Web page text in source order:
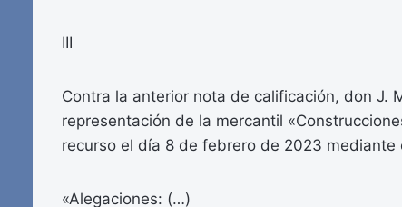
III
Contra la anterior nota de calificación, don J.
representación de la mercantil
recurso el día 8 de febrero de 2023
«Alegaciones: (…)